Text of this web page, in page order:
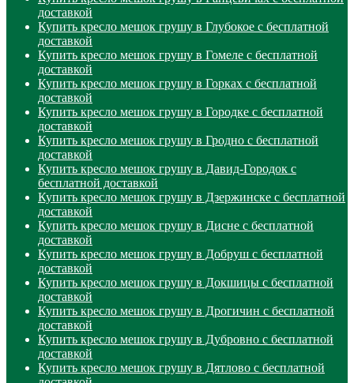
доставкой
Купить кресло мешок грушу в Глубокое с бесплатной
доставкой
Купить кресло мешок грушу в Гомеле с бесплатной
доставкой
Купить кресло мешок грушу в Горках с бесплатной
доставкой
Купить кресло мешок грушу в Городке с бесплатной
доставкой
Купить кресло мешок грушу в Гродно с бесплатной
доставкой
Купить кресло мешок грушу в Давид-Городок с
бесплатной доставкой
Купить кресло мешок грушу в Дзержинске с бесплатной
доставкой
Купить кресло мешок грушу в Дисне с бесплатной
доставкой
Купить кресло мешок грушу в Добруш с бесплатной
доставкой
Купить кресло мешок грушу в Докшицы с бесплатной
доставкой
Купить кресло мешок грушу в Дрогичин с бесплатной
доставкой
Купить кресло мешок грушу в Дубровно с бесплатной
доставкой
Купить кресло мешок грушу в Дятлово с бесплатной